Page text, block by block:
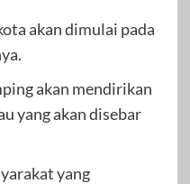
akan dimulai pada
akan mendirikan
yang akan disebar
yang